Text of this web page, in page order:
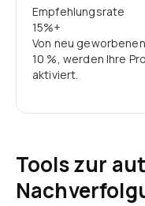
Empfehlungsrate
15%+
Von neu
10 %, werden Ihre
aktiviert.
Tools zur